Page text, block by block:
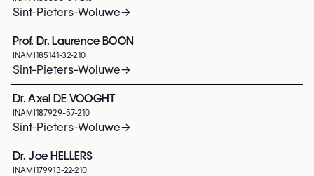
Sint-Pieters-Woluwe→
Prof. Dr. Laurence BOON
INAMI 185141-32-210
Sint-Pieters-Woluwe→
Dr. Axel DE VOOGHT
INAMI 187929-57-210
Sint-Pieters-Woluwe→
Dr. Joe HELLERS
INAMI 179913-22-210